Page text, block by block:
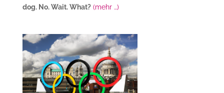
dog. No. Wait. What? (mehr …)